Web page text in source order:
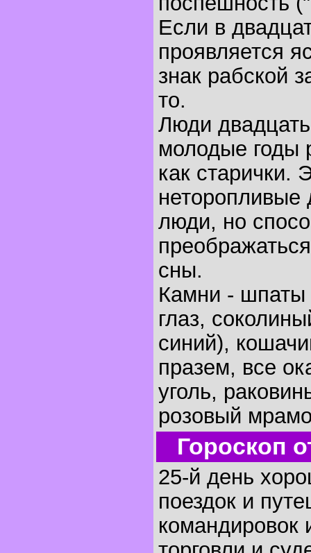
Если в
проявляется
знак рабской
то.
Люди
молодые годы
как старички.
неторопливые
люди, но
сны.
Камни - шпаты
глаз,
синий),
празем, все
уголь,
розовый
Гороскоп
25-й день
поездок и
командировок